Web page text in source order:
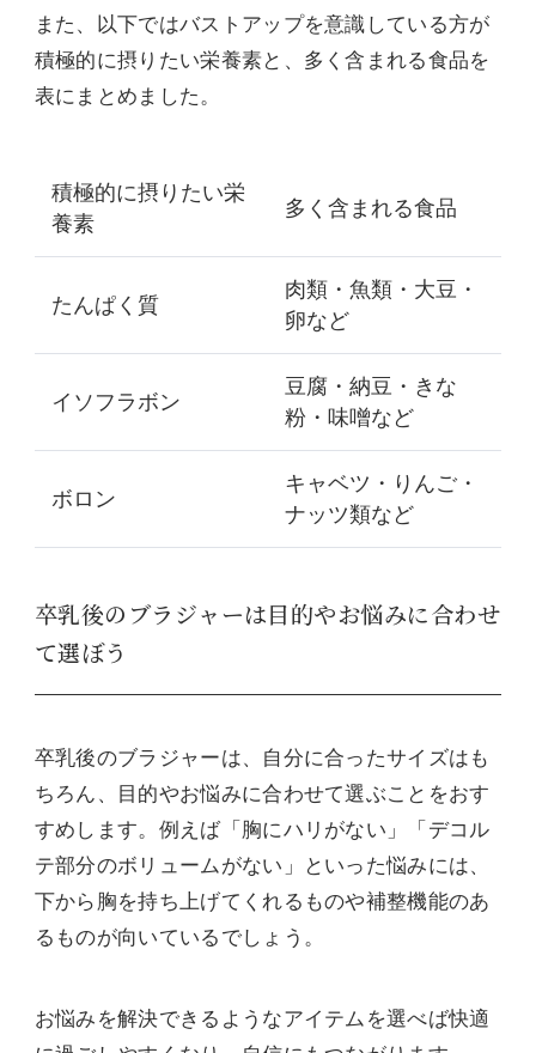
また、以下ではバストアップを意識している方が
積極的に摂りたい栄養素と、多く含まれる食品を
表にまとめました。
積極的に摂りたい栄
養素
多く含まれる食品
たんぱく質
肉類・魚類・大豆・
卵など
イソフラボン
豆腐・納豆・きな
粉・味噌など
ボロン
キャベツ・りんご・
ナッツ類など
卒乳後のブラジャーは目的やお悩みに合わせ
て選ぼう
卒乳後のブラジャーは、自分に合ったサイズはも
ちろん、目的やお悩みに合わせて選ぶことをおす
すめします。例えば「胸にハリがない」「デコル
テ部分のボリュームがない」といった悩みには、
下から胸を持ち上げてくれるものや補整機能のあ
るものが向いているでしょう。
お悩みを解決できるようなアイテムを選べば快適